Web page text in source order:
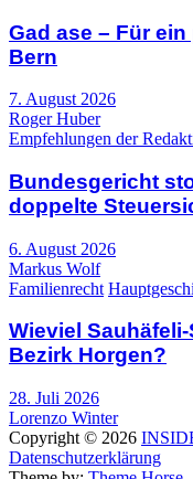
Gad ase – Für
Bern
7. August 2026
Roger Huber
Empfehlungen der
Bundesgericht
doppelte
6. August 2026
Markus Wolf
Familienrecht
Wieviel
Bezirk Horgen?
28. Juli 2026
Lorenzo Winter
Copyright © 2026
Datenschutzerklärung